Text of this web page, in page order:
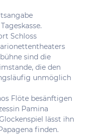
Schloss
sind die
die den
unmöglich
Flöte besänftigen
Pamina
lässt ihn
finden.